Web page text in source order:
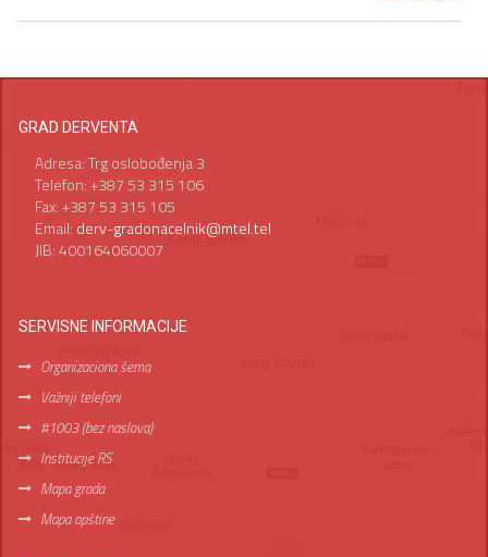
GRAD DERVENTA
Adresa: Trg oslobođenja 3
Telefon: +387 53 315 106
Fax: +387 53 315 105
Email: derv-gradonacelnik@mtel.tel
JIB: 400164060007
SERVISNE INFORMACIJE
Organizaciona šema
Važniji telefoni
#1003 (bez naslova)
Institucije RS
Mapa grada
Mapa opštine